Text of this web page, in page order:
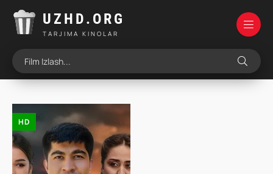
UZHD.ORG
TARJIMA KINOLAR
HD